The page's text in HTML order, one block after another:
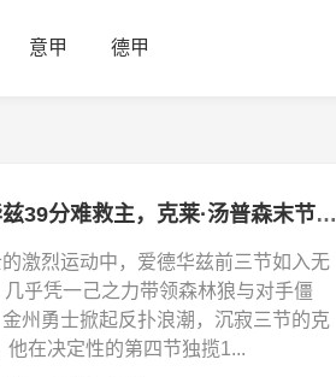
意甲 德甲
运动战报：爱德华兹39分难救主，克莱·汤普森末节17分率金州勇士逆转森林狼
激烈运动中，爱德华兹前三节如入无
乎凭一己之力带领森林狼与对手僵
州勇士掀起反扑浪潮，沉寂三节的克
他在决定性的第四节独揽1...